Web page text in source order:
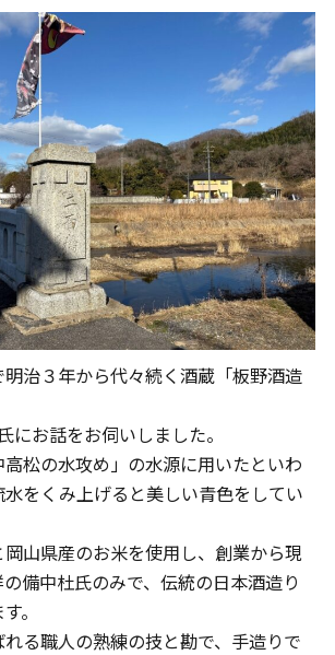
治３年から代々続く酒蔵「板野酒造
にお話をお伺いしました。
松の水攻め」の水源に用いたといわ
をくみ上げると美しい青色をしてい
山県産のお米を使用し、創業から現
備中杜氏のみで、伝統の日本酒造り
。
れる職人の熟練の技と勘で、手造りで